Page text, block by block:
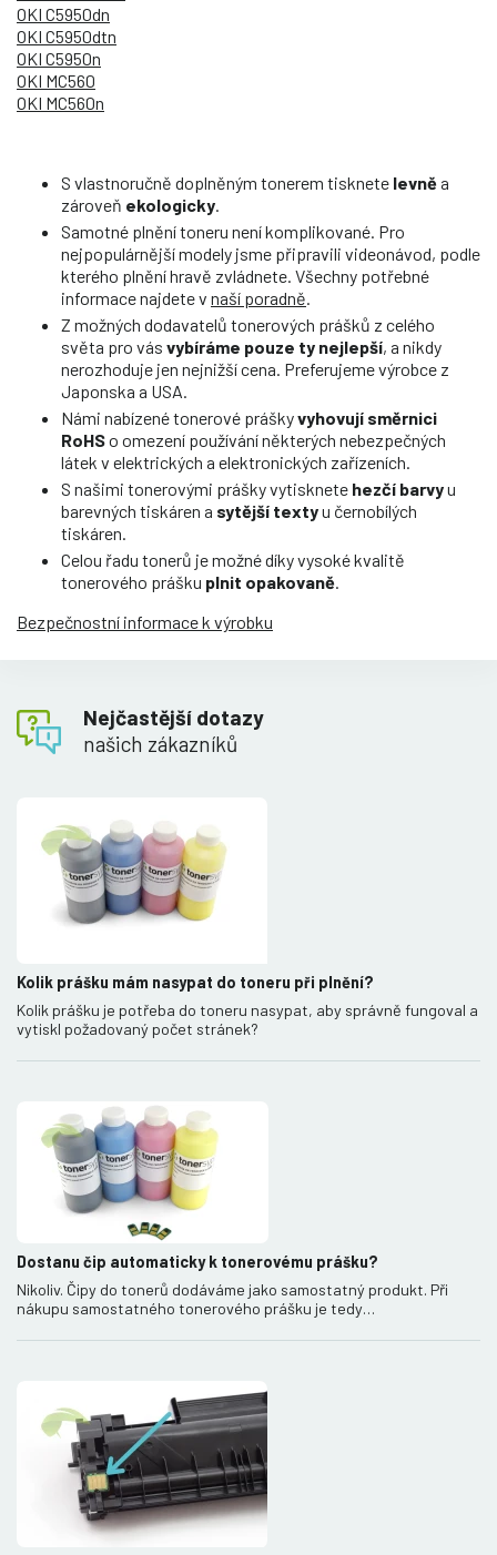
OKI C5950dn
OKI C5950dtn
OKI C5950n
OKI MC560
OKI MC560n
S vlastnoručně doplněným tonerem tisknete levněa
zároveň ekologicky.
Samotné plnění toneru není komplikované. Pro
nejpopulárnější modely jsme připravili videonávod, podle
kterého plnění hravě zvládnete. Všechny potřebné
informace najdete v naší poradně.
Z možných dodavatelů tonerových prášků z celého
světa pro vás vybíráme pouze ty nejlepší, a nikdy
nerozhoduje jen nejnižší cena. Preferujeme výrobce z
Japonska a USA.
Námi nabízené tonerové práškyvyhovují směrnici
RoHSo omezení používání některých nebezpečných
látek v elektrických a elektronických zařízeních.
S našimi tonerovými prášky vytisknete hezčí barvyu
barevných tiskáren a sytější textyu černobílých
tiskáren.
Celou řadu tonerů je možné díky vysoké kvalitě
tonerového prášku plnit opakovaně.
Bezpečnostní informace k výrobku
Nejčastější dotazy
našich zákazníků
Kolik prášku mám nasypat do toneru při plnění?
Kolik prášku je potřeba do toneru nasypat, aby správně fungoval a
vytiskl požadovaný počet stránek?
Dostanu čip automaticky k tonerovému prášku?
Nikoliv. Čipy do tonerů dodáváme jako samostatný produkt. Při
nákupu samostatného tonerového prášku je tedy…